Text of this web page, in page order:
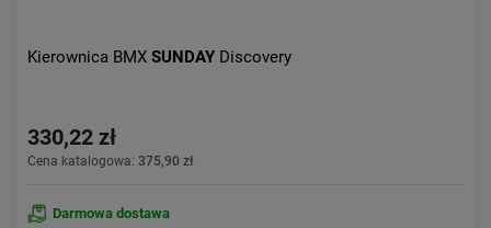
Kierownica BMX SUNDAY Discovery
330,22 zł
Cena katalogowa: 375,90 zł
Darmowa dostawa